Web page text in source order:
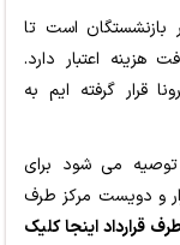
بازنشستگان است تا
هزینه اعتبار دارد.
قرار گرفته ایم به
می شود برای
و دویست مرکز طرف
قرارداد اینجا کلیک